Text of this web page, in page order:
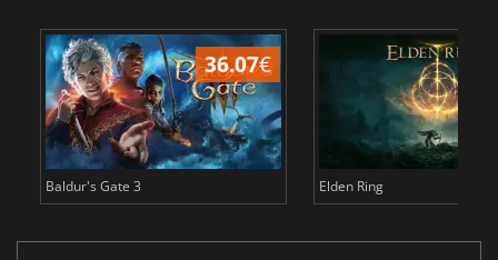
36.07€
Baldur's Gate 3 Elden Ring